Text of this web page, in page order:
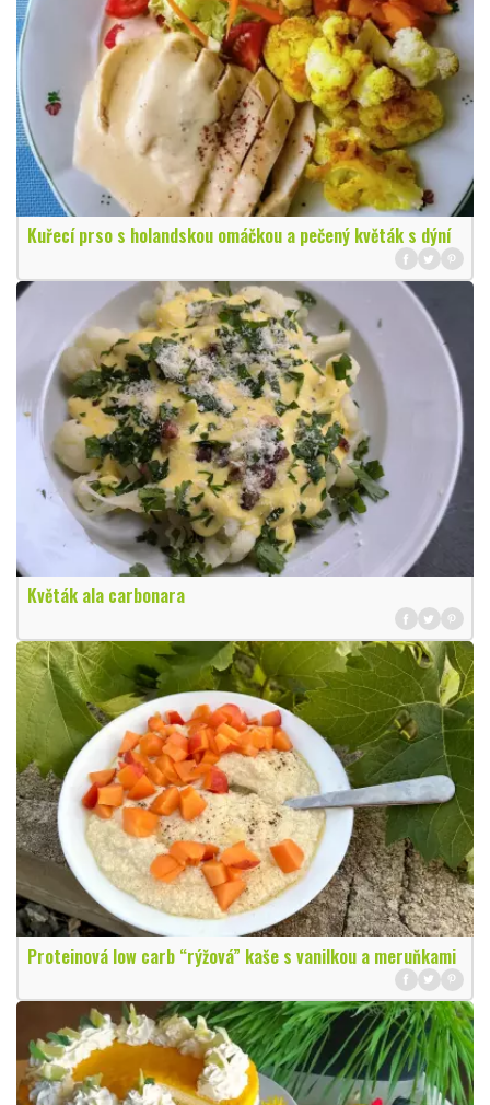
Kuřecí prso s holandskou omáčkou a pečený květák s dýní
Květák ala carbonara
Proteinová low carb “rýžová” kaše s vanilkou a meruňkami